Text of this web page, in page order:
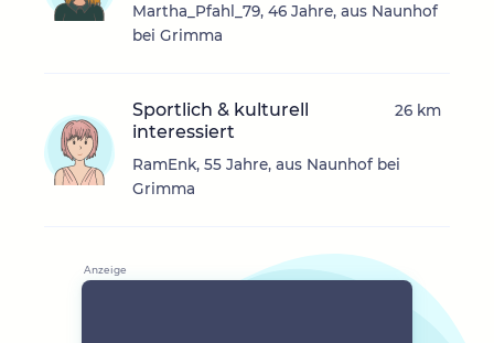
Martha_Pfahl_79, 46 Jahre, aus Naunhof
bei Grimma
Sportlich & kulturell
interessiert
RamEnk, 55 Jahre, aus Naunhof bei
Grimma
26 km